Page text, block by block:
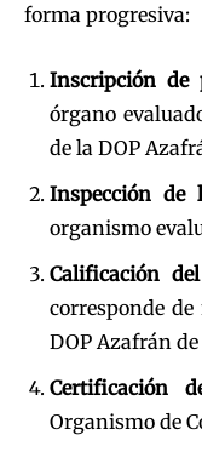
forma progresiva:
Inscripción de
órgano
de la DOP
Inspección de
organismo
Calificación
corresponde
DOP Azafrán
Certificación
Organismo de